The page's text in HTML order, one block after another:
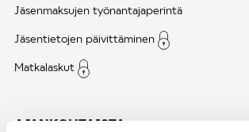
Jäsenmaksujen työnantajaperintä
Jäsentietojen päivittäminen
Matkalaskut
AJANKOHTAISTA